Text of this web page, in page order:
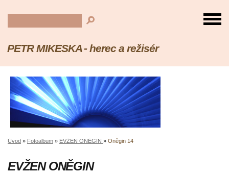
PETR MIKESKA - herec a režisér
Úvod » Fotoalbum » EVŽEN ONĚGIN » Oněgin 14
EVŽEN ONĚGIN